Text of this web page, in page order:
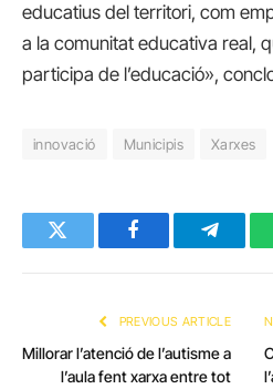
educatius del territori, com
a la comunitat educativa real,
participa de l’educació»,
innovació Municipis Xarxes
Twitter Facebook
PREVIOUS ARTICLE
Millorar l’atenció de l’autisme a
l’aula fent xarxa entre tot